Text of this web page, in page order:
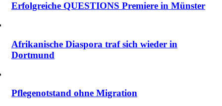
Erfolgreiche QUESTIONS Premiere in Münster
Afrikanische Diaspora traf sich wieder in
Dortmund
Pflegenotstand ohne Migration